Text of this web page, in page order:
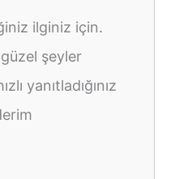
ilginiz için.
şeyler
yanıtladığınız